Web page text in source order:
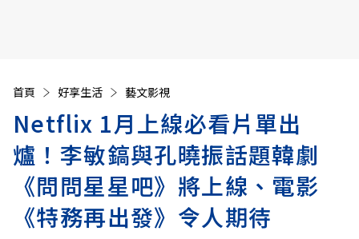
首頁 好享生活 藝文影視
Netflix 1月上線必看片單出
爐！李敏鎬與孔曉振話題韓劇
《問問星星吧》將上線、電影
《特務再出發》令人期待